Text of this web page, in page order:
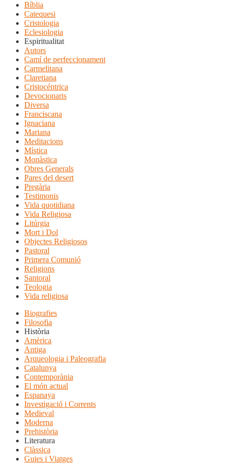
Bíblia
Catequesi
Cristologia
Eclesiologia
Espiritualitat
Autors
Camí de perfeccionament
Carmelitana
Claretiana
Cristocéntrica
Devocionaris
Diversa
Franciscana
Ignaciana
Mariana
Meditacions
Mística
Monàstica
Obres Generals
Pares del desert
Pregària
Testimonis
Vida quotidiana
Vida Religiosa
Litúrgia
Mort i Dol
Objectes Religiosos
Pastoral
Primera Comunió
Religions
Santoral
Teologia
Vida religiosa
Biografies
Filosofia
Història
Amèrica
Antiga
Arqueologia i Paleografia
Catalunya
Contemporània
El món actual
Espanaya
Investigació i Corrents
Medieval
Moderna
Prehistòria
Literatura
Clàssica
Guies i Viatges